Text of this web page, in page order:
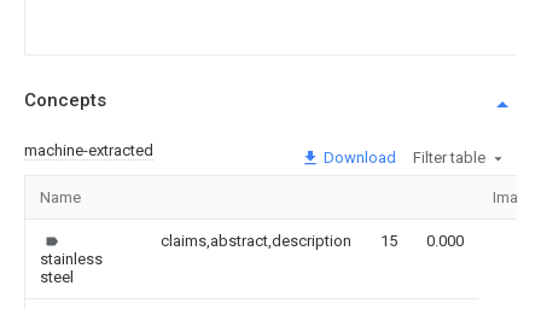
Concepts
machine-extracted Download Filter table
Name Image
stainless
steel
claims,abstract,description 15 0.000